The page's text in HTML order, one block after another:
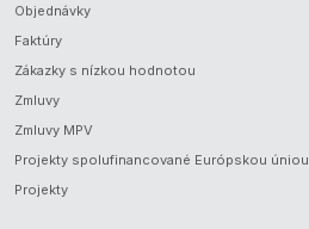
Objednávky
Faktúry
Zákazky s nízkou hodnotou
Zmluvy
Zmluvy MPV
Projekty spolufinancované Európskou úniou
Projekty